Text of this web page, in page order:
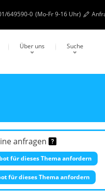
649590-0 (Mo-Fr 9-16 Uhr)
Über uns Suche
anfragen
für dieses Thema anfordern
für dieses Thema anfordern